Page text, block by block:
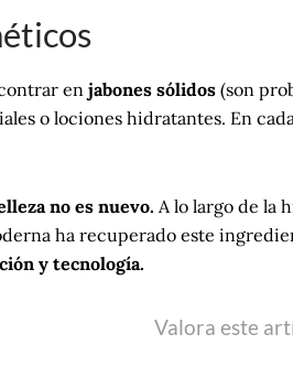
en jabones sólidos (son
o lociones hidratantes. En
no es nuevo. A lo largo de la
ha recuperado este
y tecnología.
Valora este